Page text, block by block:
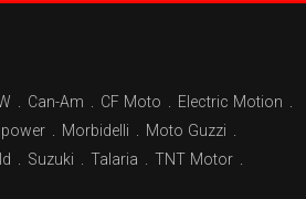
Can-Am CF Moto Electric Motion
Morbidelli Moto Guzzi
Suzuki Talaria TNT Motor